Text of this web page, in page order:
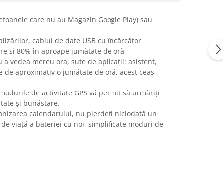
care nu au Magazin Google Play) sau
cablul de date USB cu încărcător
și 80% în aproape jumătate de oră
vedea mereu ora, sute de aplicații: asistent,
aproximativ o jumătate de oră, acest ceas
de activitate GPS vă permit să urmăriți
și bunăstare.
calendarului, nu pierdeți niciodată un
viață a bateriei cu noi, simplificate moduri de